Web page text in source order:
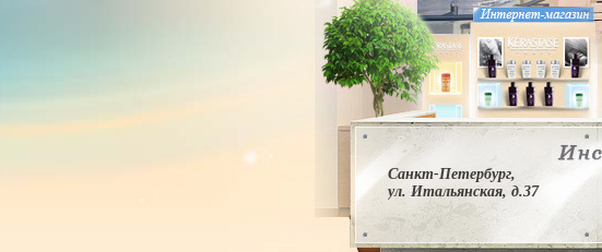
Санкт-Петербург,
ул. Итальянская, д.37